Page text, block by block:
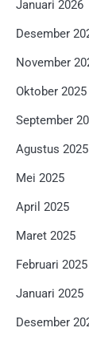
Januari 2026
Desember
November
Oktober 2025
September
Agustus 2025
Mei 2025
April 2025
Maret 2025
Februari 2025
Januari 2025
Desember